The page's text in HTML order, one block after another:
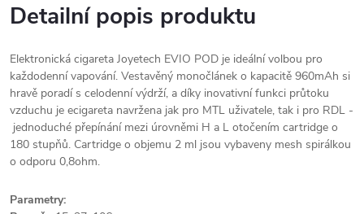
Detailní popis produktu
Elektronická cigareta Joyetech EVIO POD je ideální volbou pro
každodenní vapování. Vestavěný monočlánek o kapacitě 960mAh si
hravě poradí s celodenní výdrží, a díky inovativní funkci průtoku
vzduchu je ecigareta navržena jak pro MTL uživatele, tak i pro RDL -
jednoduché přepínání mezi úrovněmi H a L otočením cartridge o
180 stupňů. Cartridge o objemu 2 ml jsou vybaveny mesh spirálkou
o odporu 0,8ohm.
Parametry: